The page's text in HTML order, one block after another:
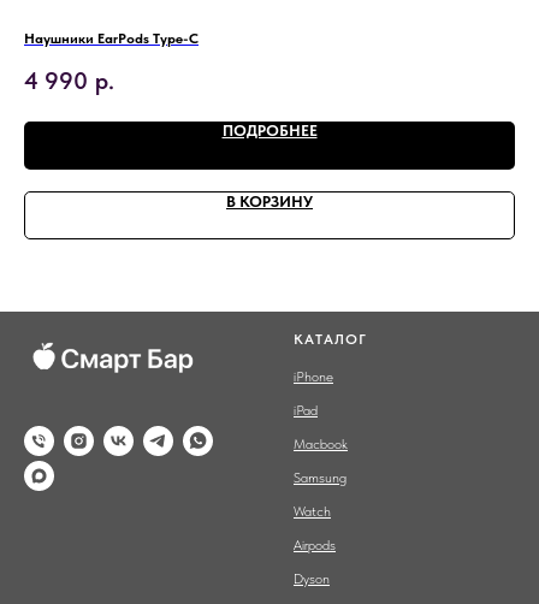
Наушники EarPods Type-C
4 990 р.
ПОДРОБНЕЕ
В КОРЗИНУ
КАТАЛОГ
iPhone
iPad
Macbook
Samsung
Watch
Airpods
Dyson